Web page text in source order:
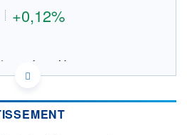
FORUM
+0,12%
Asset Management
CONNU AU 05/08/2026